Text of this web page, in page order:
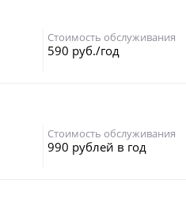
Стоимость обслуживания
590 руб./год
Стоимость обслуживания
990 рублей в год